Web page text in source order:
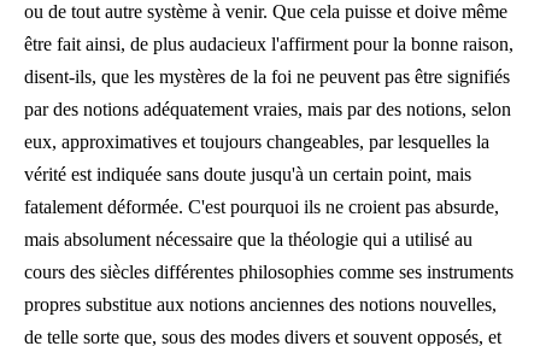
ou de tout autre système à venir. Que cela puisse et doive même
être fait ainsi, de plus audacieux l'affirment pour la bonne raison,
disent-ils, que les mystères de la foi ne peuvent pas être signifiés
par des notions adéquatement vraies, mais par des notions, selon
eux, approximatives et toujours changeables, par lesquelles la
vérité est indiquée sans doute jusqu'à un certain point, mais
fatalement déformée. C'est pourquoi ils ne croient pas absurde,
mais absolument nécessaire que la théologie qui a utilisé au
cours des siècles différentes philosophies comme ses instruments
propres substitue aux notions anciennes des notions nouvelles,
de telle sorte que, sous des modes divers et souvent opposés, et